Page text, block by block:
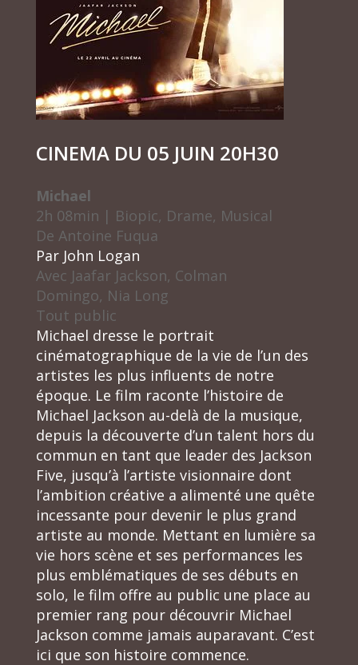
CINEMA DU 05 JUIN 20H30
Michael
2h 08min | Biopic, Drame, Musical
De Antoine Fuqua
ParJohn Logan
Avec Jaafar Jackson, Colman
Domingo, Nia Long
Tout public
Michael dresse le portrait
cinématographique de la vie de l’un des
artistes les plus influents de notre
époque. Le film raconte l’histoire de
Michael Jackson au-delà de la musique,
depuis la découverte d’un talent hors du
commun en tant que leader des Jackson
Five, jusqu’à l’artiste visionnaire dont
l’ambition créative a alimenté une quête
incessante pour devenir le plus grand
artiste au monde. Mettant en lumière sa
vie hors scène et ses performances les
plus emblématiques de ses débuts en
solo, le film offre au public une place au
premier rang pour découvrir Michael
Jackson comme jamais auparavant. C’est
ici que son histoire commence.